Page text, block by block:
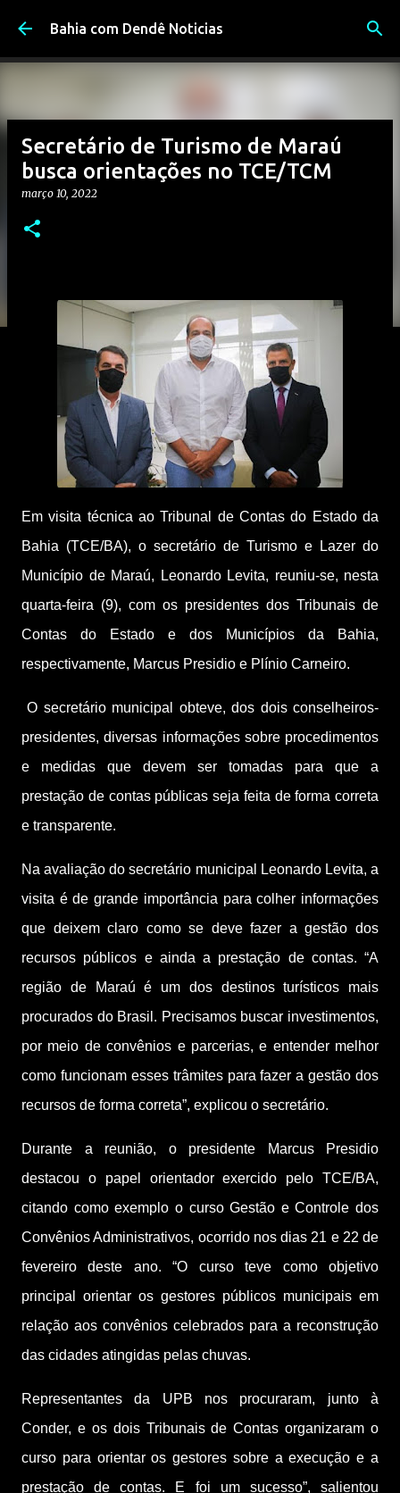
Pular para o conteúdo principal
Bahia com Dendê Noticias
Secretário de Turismo de Maraú
busca orientações no TCE/TCM
março 10, 2022
Em visita técnica ao Tribunal de Contas do Estado da
Bahia (TCE/BA), o secretário de Turismo e Lazer do
Município de Maraú, Leonardo Levita, reuniu-se, nesta
quarta-feira (9), com os presidentes dos Tribunais de
Contas do Estado e dos Municípios da Bahia,
respectivamente, Marcus Presidio e Plínio Carneiro.
O secretário municipal obteve, dos dois conselheiros-
presidentes, diversas informações sobre procedimentos
e medidas que devem ser tomadas para que a
prestação de contas públicas seja feita de forma correta
e transparente.
Na avaliação do secretário municipal Leonardo Levita, a
visita é de grande importância para colher informações
que deixem claro como se deve fazer a gestão dos
recursos públicos e ainda a prestação de contas. “A
região de Maraú é um dos destinos turísticos mais
procurados do Brasil. Precisamos buscar investimentos,
por meio de convênios e parcerias, e entender melhor
como funcionam esses trâmites para fazer a gestão dos
recursos de forma correta”, explicou o secretário.
Durante a reunião, o presidente Marcus Presidio
destacou o papel orientador exercido pelo TCE/BA,
citando como exemplo o curso Gestão e Controle dos
Convênios Administrativos, ocorrido nos dias 21 e 22 de
fevereiro deste ano. “O curso teve como objetivo
principal orientar os gestores públicos municipais em
relação aos convênios celebrados para a reconstrução
das cidades atingidas pelas chuvas.
Representantes da UPB nos procuraram, junto à
Conder, e os dois Tribunais de Contas organizaram o
curso para orientar os gestores sobre a execução e a
prestação de contas. E foi um sucesso”, salientou